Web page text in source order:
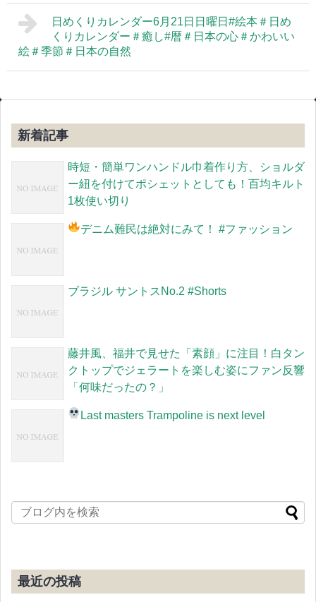
日めくりカレンダー6月21日日曜日#絵本＃日め
くりカレンダー＃癒し#暦＃日本の心＃かわいい
絵＃季節＃日本の自然
新着記事
時短・簡単ワンハンドル巾着作り方、ショルダ
ー紐を付けてポシェットとしても！百均キルト
1枚使い切り
デニム難民は絶対にみて！ #ファッション
ブラジル サントスNo.2 #Shorts
藤井風、福井で見せた「素顔」に注目！白タン
クトップでジェラートを楽しむ姿にファン反響
「何味だったの？」
Last masters Trampoline is next level
最近の投稿